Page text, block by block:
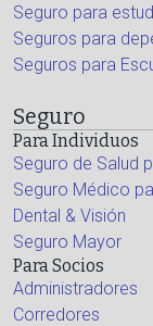
Seguro para
Seguros para
Seguros para
Seguro
Para Individuos
Seguro de Salud
Seguro Médico
Dental & Visión
Seguro Mayor
Para Socios
Administradores
Corredores